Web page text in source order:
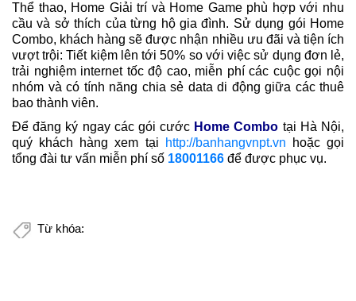
Thể thao, Home Giải trí và Home Game phù hợp với nhu
cầu và sở thích của từng hộ gia đình. Sử dụng gói Home
Combo, khách hàng sẽ được nhận nhiều ưu đãi và tiện ích
vượt trội: Tiết kiệm lên tới 50% so với việc sử dụng đơn lẻ,
trải nghiệm internet tốc độ cao, miễn phí các cuộc gọi nội
nhóm và có tính năng chia sẻ data di động giữa các thuê
bao thành viên.
Để đăng ký ngay các gói cước Home Combo tại Hà Nội,
quý khách hàng xem tại
http://banhangvnpt.vn hoặc gọi
tổng đài tư vấn miễn phí số 18001166 để được phục vụ.
Từ khóa: